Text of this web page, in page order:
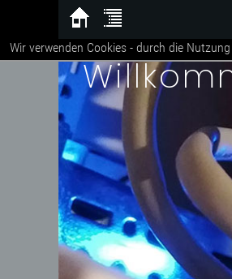
Wir verwenden Cookies - durch die